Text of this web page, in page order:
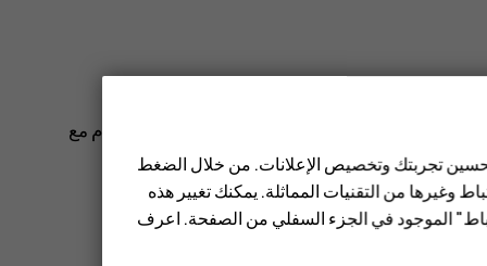
لا تستخدم إلا البطاريات وأجهزة الشحن والملحقات الأخرى المعتمدة من قبل شركة HMD Global Oy للاستخدام مع
تحسين تجربتك وتخصيص الإعلانات. من خلال الضغط
وغيرها من التقنيات المماثلة. يمكنك تغيير هذه
الموجود في الجزء السفلي من الصفحة. اعرف